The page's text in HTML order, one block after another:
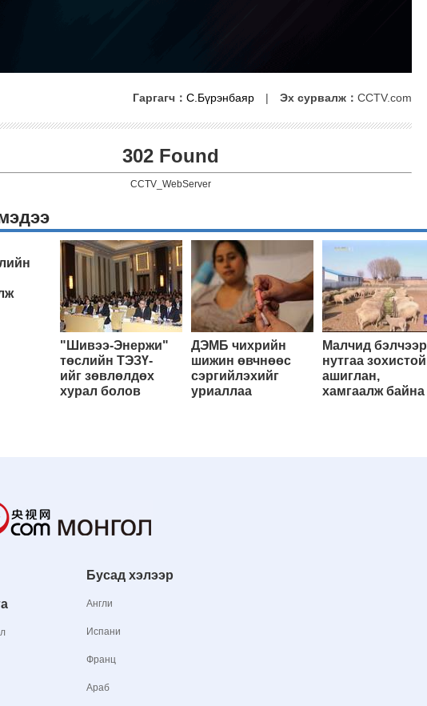
Гаргагч： С.Бүрэнбаяр | Эх сурвалж： CCTV.com
302 Found
CCTV_WebServer
"Шивээ-Энержи"
төслийн ТЭЗҮ-
ийг зөвлөлдөх
хурал болов
ДЭМБ чихрийн
шижин өвчнөөс
сэргийлэхийг
уриаллаа
Малчид бэлчээр
нутгаа зохистой
ашиглан,
хамгаалж байна
Бусад хэлээр
Англи
Испани
Франц
Араб